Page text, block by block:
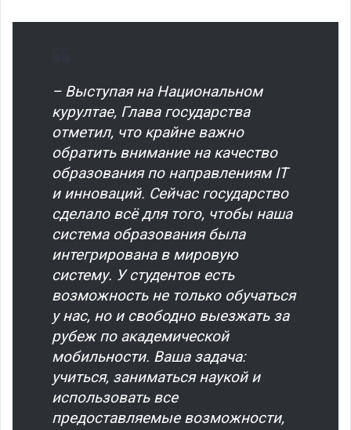
– Выступая на Национальном
курултае, Глава государства
отметил, что крайне важно
обратить внимание на качество
образования по направлениям IT
и инноваций. Сейчас государство
сделало всё для того, чтобы наша
система образования была
интегрирована в мировую
систему. У студентов есть
возможность не только обучаться
у нас, но и свободно выезжать за
рубеж по академической
мобильности. Ваша задача:
учиться, заниматься наукой и
использовать все
предоставляемые возможности,